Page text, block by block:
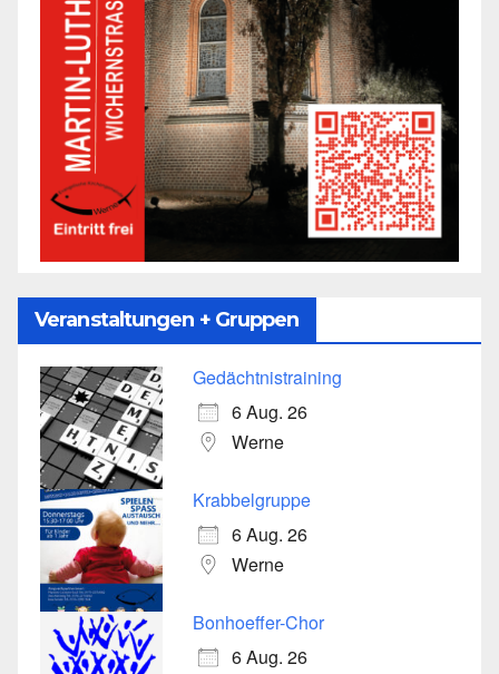
Veranstaltungen + Gruppen
Gedächtnistraining
6 Aug. 26
Werne
Krabbelgruppe
6 Aug. 26
Werne
Bonhoeffer-Chor
6 Aug. 26